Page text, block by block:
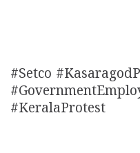
#Setco
#KeralaProtest